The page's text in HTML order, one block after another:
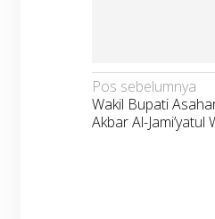
Navigasi
pos
Pos sebelumnya
Wakil Bupati
Akbar Al-Jami’yatul